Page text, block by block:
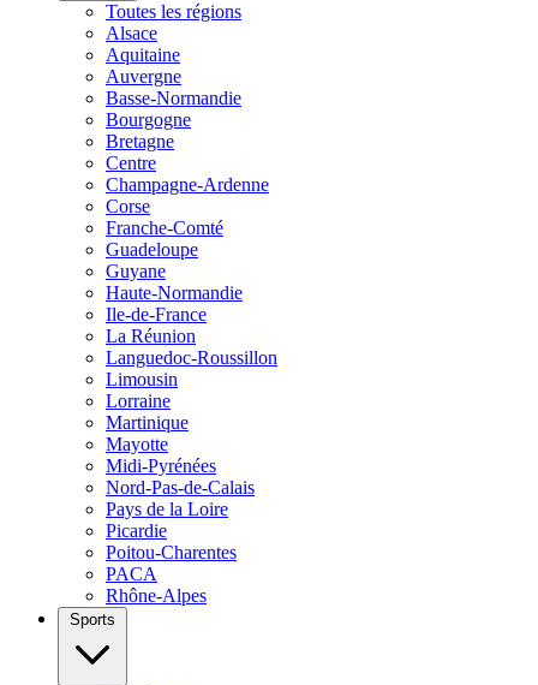
Toutes les régions
Alsace
Aquitaine
Auvergne
Basse-Normandie
Bourgogne
Bretagne
Centre
Champagne-Ardenne
Corse
Franche-Comté
Guadeloupe
Guyane
Haute-Normandie
Ile-de-France
La Réunion
Languedoc-Roussillon
Limousin
Lorraine
Martinique
Mayotte
Midi-Pyrénées
Nord-Pas-de-Calais
Pays de la Loire
Picardie
Poitou-Charentes
PACA
Rhône-Alpes
Sports